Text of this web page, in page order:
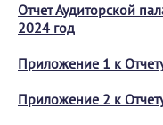
Отчет Аудиторской
2024 год
Приложение 1 к
Приложение 2 к